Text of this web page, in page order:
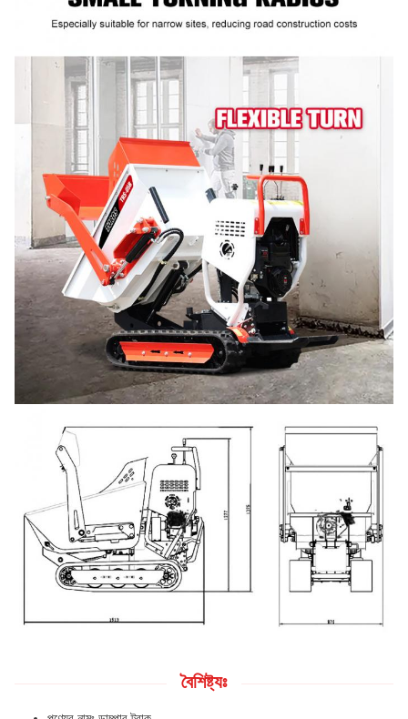
বৈশিষ্ট্যঃ